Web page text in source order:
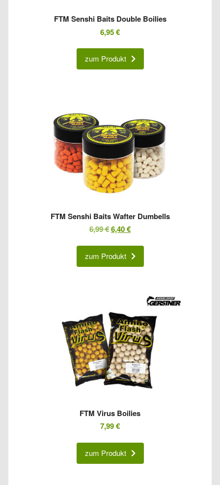
FTM Senshi Baits Double Boilies
6,95€
zum Produkt
FTM Senshi Baits Wafter Dumbells
6,99€Ursprünglicher
war:
6,99 €
6,40€Aktueller
ist:
6,40 €.
zum Produkt
FTM Virus Boilies
7,99€
zum Produkt